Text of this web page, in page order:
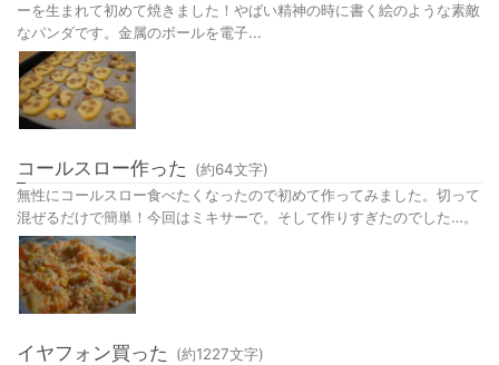
ーを生まれて初めて焼きました！やばい精神の時に書く絵のような素敵
なパンダです。金属のボールを電子...
コールスロー作った (約64文字)
無性にコールスロー食べたくなったので初めて作ってみました。切って
混ぜるだけで簡単！今回はミキサーで。そして作りすぎたのでした…。
イヤフォン買った (約1227文字)